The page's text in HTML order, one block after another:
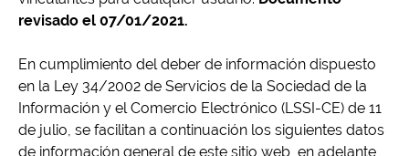
revisado el 07/01/2021.
En cumplimiento del deber de información dispuesto
en la Ley 34/2002 de Servicios de la Sociedad de la
Información y el Comercio Electrónico (LSSI-CE) de 11
de julio, se facilitan a continuación los siguientes datos
de información general de este sitio web, en adelante